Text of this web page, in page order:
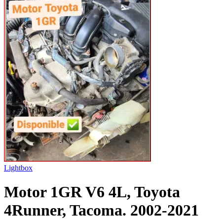
Lightbox
Motor 1GR V6 4L, Toyota
4Runner, Tacoma. 2002-2021